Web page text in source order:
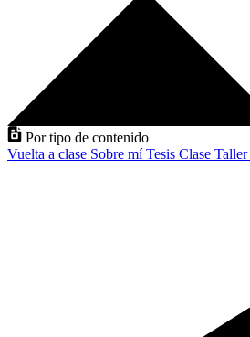
Por tipo de contenido
Vuelta a clase Sobre míTesis Clase Taller